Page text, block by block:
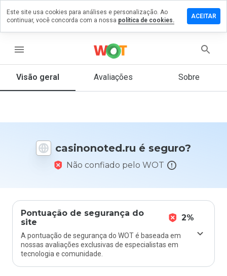
menu
Visão geral Avaliações Sobre
casinonoted.ru é seguro?
Não confiado pelo WOT
Pontuação de segurança do
site
2%
A pontuação de segurança do WOT é baseada em
nossas avaliações exclusivas de especialistas em
tecnologia e comunidade.
um
que
Este site usa cookies para análises e personalização. Ao
continuar, você concorda com a nossa política de cookies.
ACEITAR